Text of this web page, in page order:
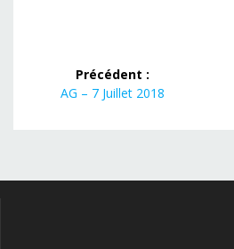
Précédent :
Article
AG – 7 Juillet 2018